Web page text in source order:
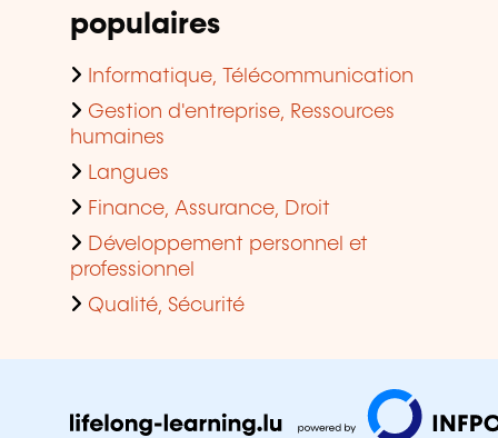
populaires
Informatique, Télécommunication
Gestion d'entreprise, Ressources
humaines
Langues
Finance, Assurance, Droit
Développement personnel et
professionnel
Qualité, Sécurité